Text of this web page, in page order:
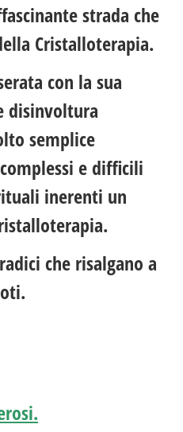
strada che
Cristalloterapia.
con la sua
disinvoltura
semplice
e difficili
inerenti un
che risalgano a